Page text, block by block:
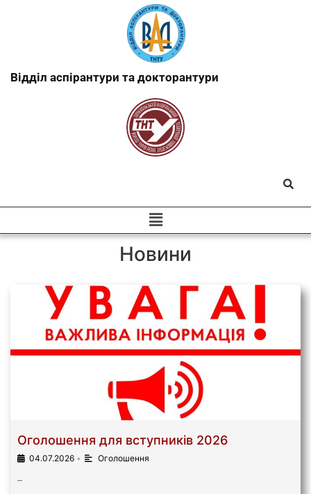
Відділ аспірантури та докторантури
Новини
Оголошення для вступників 2026
04.07.2026 • Оголошення
–